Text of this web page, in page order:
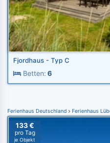
Fjordhaus - Typ C
Betten: 6
Ferienhaus Deutschland Ferienhaus
133 €
pro Tag
je Objekt